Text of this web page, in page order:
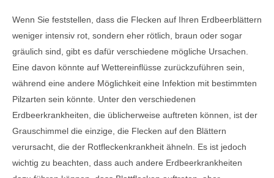
Wenn Sie feststellen, dass die Flecken auf Ihren Erdbeerblättern
weniger intensiv rot, sondern eher rötlich, braun oder sogar
gräulich sind, gibt es dafür verschiedene mögliche Ursachen.
Eine davon könnte auf Wettereinflüsse zurückzuführen sein,
während eine andere Möglichkeit eine Infektion mit bestimmten
Pilzarten sein könnte. Unter den verschiedenen
Erdbeerkrankheiten, die üblicherweise auftreten können, ist der
Grauschimmel die einzige, die Flecken auf den Blättern
verursacht, die der Rotfleckenkrankheit ähneln. Es ist jedoch
wichtig zu beachten, dass auch andere Erdbeerkrankheiten